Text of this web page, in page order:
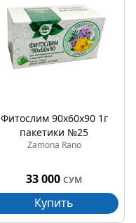
Фитослим 90х60х90 1г
пакетики №25
Zamona Rano
33 000 СУМ
Купить